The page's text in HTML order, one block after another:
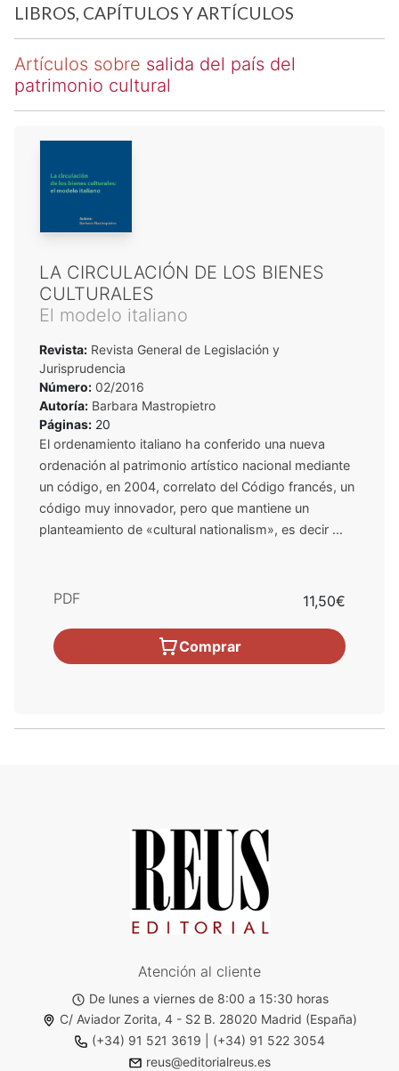
LIBROS, CAPÍTULOS Y ARTÍCULOS
Artículos sobre salida del país del
patrimonio cultural
LA CIRCULACIÓN DE LOS BIENES
CULTURALES
El modelo italiano
Revista: Revista General de Legislación y
Jurisprudencia
Número: 02/2016
Autoría: Barbara Mastropietro
Páginas: 20
El ordenamiento italiano ha conferido una nueva
ordenación al patrimonio artístico nacional mediante
un código, en 2004, correlato del Código francés, un
código muy innovador, pero que mantiene un
planteamiento de «cultural nationalism», es decir ...
PDF 11,50€
Comprar
Atención al cliente
De lunes a viernes de 8:00 a 15:30 horas
C/ Aviador Zorita, 4 - S2 B. 28020 Madrid (España)
(+34) 91 521 3619
(+34) 91 522 3054
reus@editorialreus.es